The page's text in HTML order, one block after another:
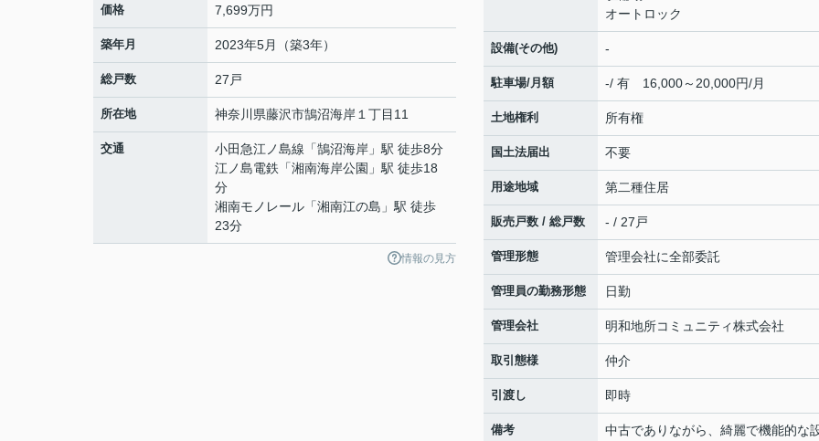
価格 7,699万円
築年月 2023年5月（築3年）
総戸数 27戸
所在地 神奈川県藤沢市鵠沼海岸 １丁目11
交通 小田急江ノ島線 「鵠沼海岸 」駅 徒歩8分
江ノ島電鉄 「湘南海岸公園 」駅 徒歩18
分
湘南モノレール 「湘南江の島 」駅 徒歩
23分
情報の見方
オートロック
設備(その他) -
駐車場/月額 -/ 有 16,000～20,000円/月
土地権利 所有権
国土法届出 不要
用途地域 第二種住居
販売戸数 / 総戸数 - / 27戸
管理形態 管理会社に全部委託
管理員の勤務形態 日勤
管理会社 明和地所コミュニティ株式会社
取引態様 仲介
引渡し 即時
備考
中古でありながら、綺麗で機能的な